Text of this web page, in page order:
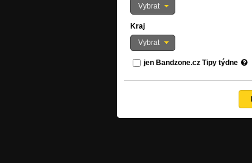
Vybrat
Kraj
Vybrat
jen Bandzone.cz Tipy týdne